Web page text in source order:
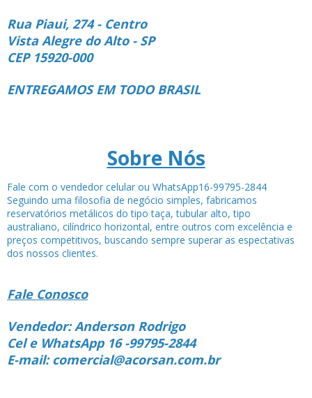
Rua Piaui, 274 - Centro
Vista Alegre do Alto - SP
CEP 15920-000
ENTREGAMOS EM TODO BRASIL
Sobre Nós
Fale com o vendedor celular ou WhatsApp16-99795-2844
Seguindo uma filosofia de negócio simples, fabricamos
reservatórios metálicos do tipo taça, tubular alto, tipo
australiano, cilíndrico horizontal, entre outros com excelência e
preços competitivos, buscando sempre superar as espectativas
dos nossos clientes.
Fale Conosco
Vendedor: Anderson Rodrigo
Cel e WhatsApp 16 -99795-2844
E-mail: comercial@acorsan.com.br